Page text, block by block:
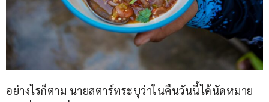
อย่างไรก็ตาม นายสตาร์ทระบุว่าในคืนวันนี้ได้นัดหมาย